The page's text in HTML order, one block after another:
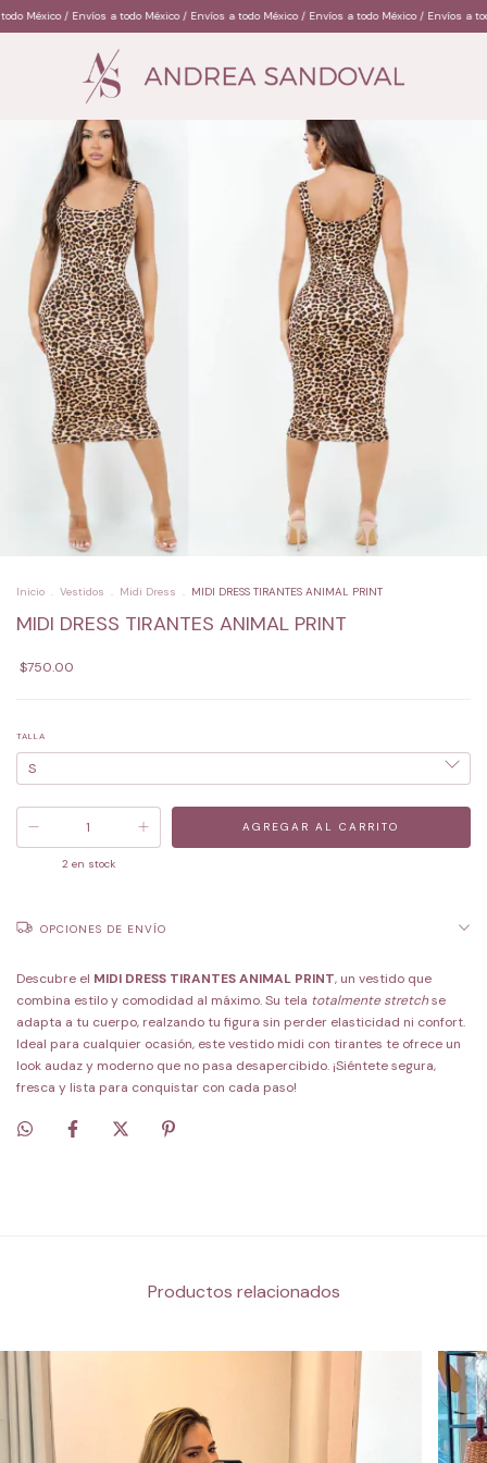
a todo México / Envíos a todo México / Envíos a todo México / Envíos a todo México
Inicio . Vestidos . Midi Dress . MIDI DRESS TIRANTES ANIMAL PRINT
MIDI DRESS TIRANTES ANIMAL PRINT
$750.00
TALLA
2en stock
OPCIONES DE ENVÍO
Descubre el MIDI DRESS TIRANTES ANIMAL PRINT, un vestido que
combina estilo y comodidad al máximo. Su tela totalmente stretchse
adapta a tu cuerpo, realzando tu figura sin perder elasticidad ni confort.
Ideal para cualquier ocasión, este vestido midi con tirantes te ofrece un
look audaz y moderno que no pasa desapercibido. ¡Siéntete segura,
fresca y lista para conquistar con cada paso!
Productos relacionados